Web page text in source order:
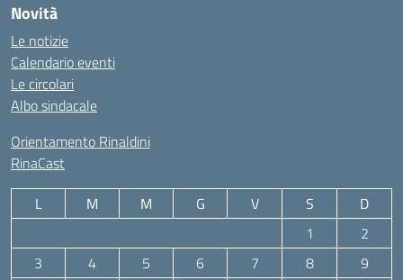
Novità
Le notizie
Calendario eventi
Le circolari
Albo sindacale
Orientamento Rinaldini
RinaCast
L
M M G V S
D
1
2
3
4 5 6 7 8 9